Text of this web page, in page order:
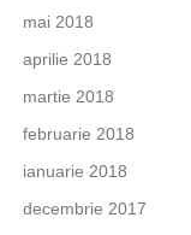
mai 2018
aprilie 2018
martie 2018
februarie 2018
ianuarie 2018
decembrie 2017